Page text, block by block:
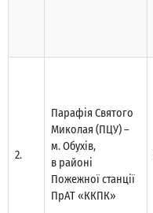
2.
Парафія Святого
Миколая (ПЦУ) –
м. Обухів,
в районі
Пожежної станції
ПрАТ «ККПК»